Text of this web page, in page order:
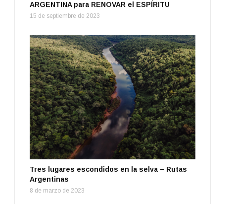
ARGENTINA para RENOVAR el ESPÍRITU
15 de septiembre de 2023
Tres lugares escondidos en la selva – Rutas
Argentinas
8 de marzo de 2023